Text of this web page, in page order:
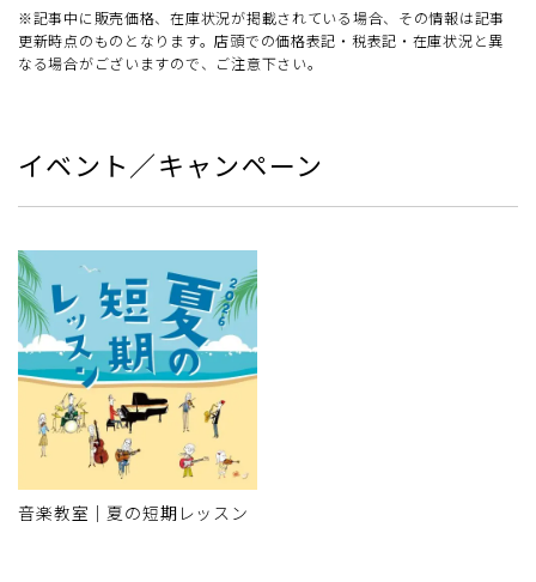
※記事中に販売価格、在庫状況が掲載されている場合、その情報は記事
更新時点のものとなります。店頭での価格表記・税表記・在庫状況と異
なる場合がございますので、ご注意下さい。
イベント／キャンペーン
音楽教室｜夏の短期レッスン